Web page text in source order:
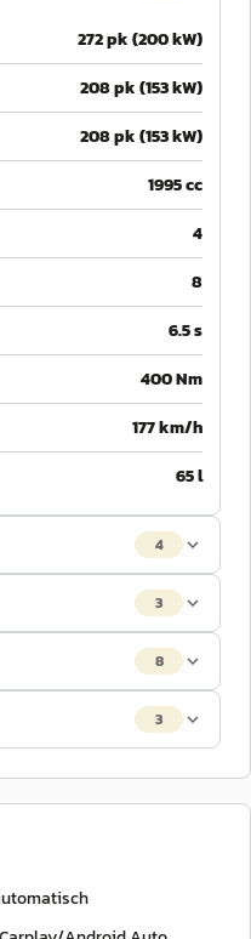
272 pk (200 kW)
208 pk (153 kW)
208 pk (153 kW)
1995 cc
4
8
6.5 s
400 Nm
177 km/h
65 l
4
3
8
3